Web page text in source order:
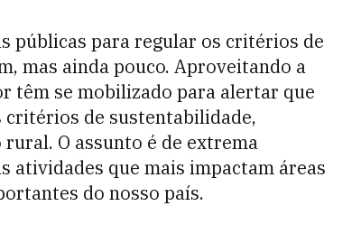
públicas para regular os critérios de
mas ainda pouco. Aproveitando a
têm se mobilizado para alertar que
critérios de sustentabilidade,
O assunto é de extrema
atividades que mais impactam áreas
do nosso país.